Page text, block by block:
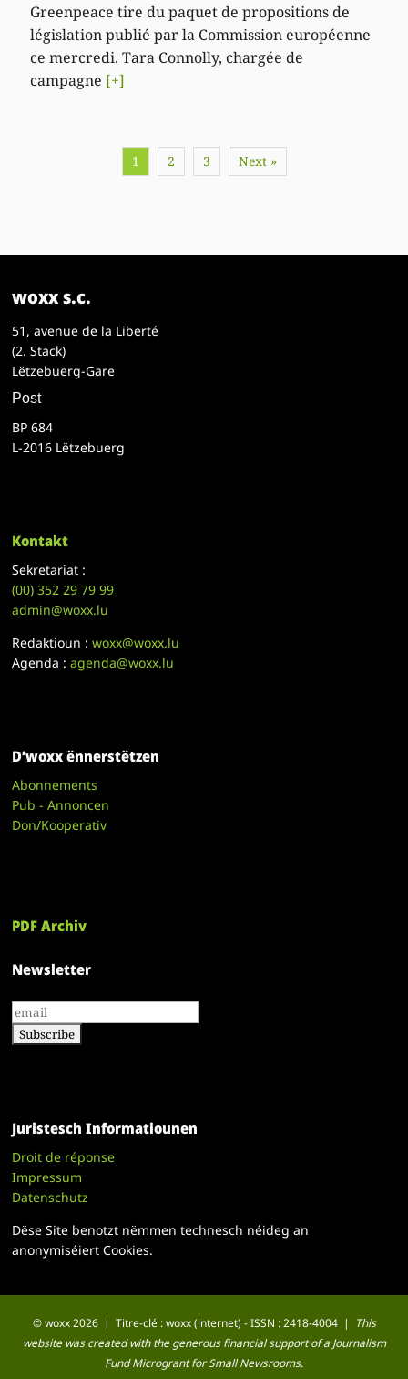
Greenpeace tire du paquet de propositions de
législation publié par la Commission européenne
ce mercredi. Tara Connolly, chargée de
campagne [+]
1 2 3 Next »
woxx s.c.
51, avenue de la Liberté
(2. Stack)
Lëtzebuerg-Gare
Post
BP 684
L-2016 Lëtzebuerg
Kontakt
Sekretariat :
(00)352 29 79 99
admin@woxx.lu
Redaktioun :woxx@woxx.lu
Agenda :agenda@woxx.lu
D’woxx ënnerstëtzen
Abonnements
Pub - Annoncen
Don/Kooperativ
PDF Archiv
Newsletter
Juristesch Informatiounen
Droit de réponse
Impressum
Datenschutz
Dëse Site benotzt nëmmen technesch néideg an
anonymiséiert Cookies.
© woxx 2026 | Titre-clé : woxx (internet) - ISSN : 2418-4004 |
This
website was created with the generous financial support of a Journalism
Fund Microgrant for Small Newsrooms.